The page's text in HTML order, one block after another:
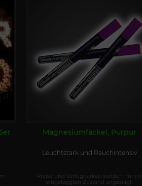
Magnesiumfackel, Purpur
Leuchtstark und Rauchintensiv
Preise und Verfügbarkeit werden nur im
eingeloggten Zustand angezeigt.